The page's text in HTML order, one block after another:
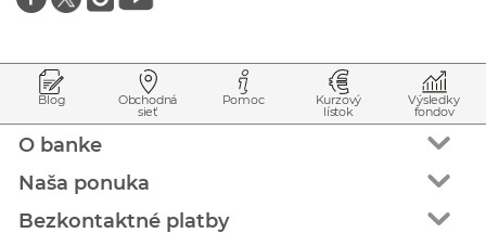
Blog Obchodná
sieť
Pomoc Kurzový
lístok
Výsledky
fondov
O banke
Naša ponuka
Bezkontaktné platby